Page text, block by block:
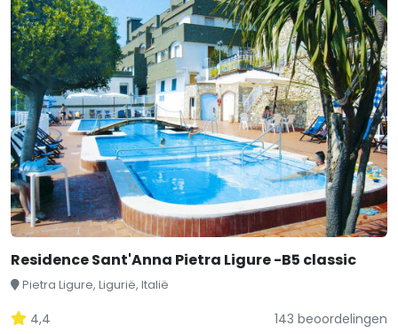
Residence Sant'Anna Pietra Ligure -B5 classic
Pietra Ligure, Ligurië, Italië
4,4 143 beoordelingen